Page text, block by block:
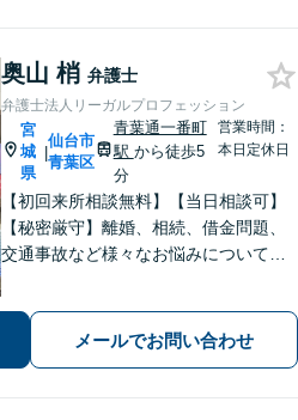
奥山 梢 弁護士
弁護士法人リーガルプロフェッション
宮
城
県
|
仙台市
青葉区
青葉通一番町
駅 から徒歩5
分
営業時間：
本日定休日
【初回来所相談無料】【当日相談可】
【秘密厳守】離婚、相続、借金問題、
交通事故など様々なお悩みについて、
軽にご相談下さい。
メールでお問い合わせ